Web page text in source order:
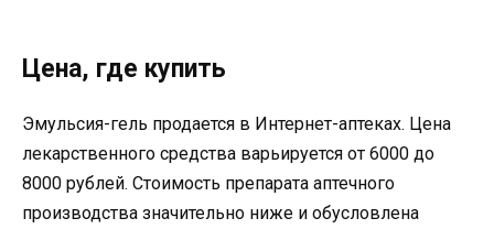
Цена, где купить
Эмульсия-гель продается в Интернет-аптеках. Цена
лекарственного средства варьируется от 6000 до
8000 рублей. Стоимость препарата аптечного
производства значительно ниже и обусловлена